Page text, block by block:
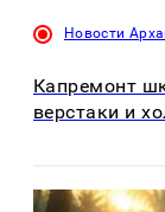
Новости
Капремонт
верстаки и